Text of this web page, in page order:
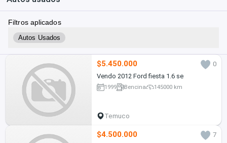
Filtros aplicados
Autos Usados
$5.450.000
0
Vendo 2012 Ford fiesta 1.6 se
1999 Bencina 145000 km
Temuco
$4.500.000
7